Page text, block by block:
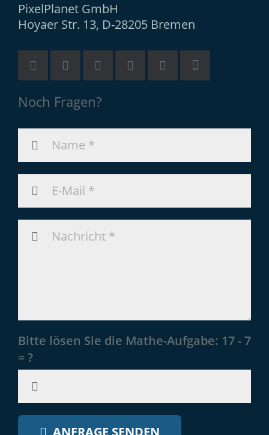
PixelPlanet GmbH
Hoyaer Str. 13, D-28205 Bremen
Noch Fragen?
Bitte lösen Sie die Mathe-Aufgabe: 17 - 7
= ?
ANFRAGE SENDEN